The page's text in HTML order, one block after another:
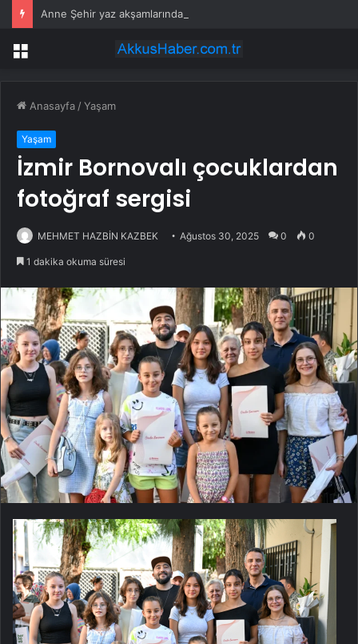
Anne Şehir yaz akşamlarında “Arabesk” rüzgârı esti
Menü
Anasayfa /Yaşam
Yaşam
İzmir Bornovalı çocuklardan
fotoğraf sergisi
MEHMET HAZBİN KAZBEK Ağustos 30, 2025 0 0
1 dakika okuma süresi